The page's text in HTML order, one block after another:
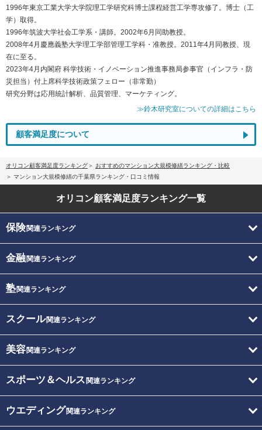
1996年東京工業大学大学院理工学研究科博士課程経営工学専攻修了。博士（工
学）取得。
1996年筑波大学社会工学系・講師。2002年6月同助教授。
2008年4月慶應義塾大学理工学部管理工学科・准教授。2011年4月同教授、現
在に至る。
2023年4月内閣府 科学技術・イノベーション推進事務局参事官（インフラ・防
災担当）付上席科学技術政策フェロー（非常勤）
研究分野は応用統計解析、品質管理、マーケティング。
≫鈴木研究室についての詳細はこちら
顧客満足度について
オリコン顧客満足度ランキング
おすすめのマンション大規模修繕ランキング・比較
マンション大規模修繕の千葉県ランキング・口コミ情報
オリコン顧客満足度ランキング一覧
保険関連ランキング
金融関連ランキング
塾関連ランキング
スクール関連ランキング
美容関連ランキング
スポーツ＆ヘルス 関連ランキング
ウエディング関連ランキング